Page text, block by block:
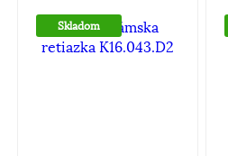
Skladom